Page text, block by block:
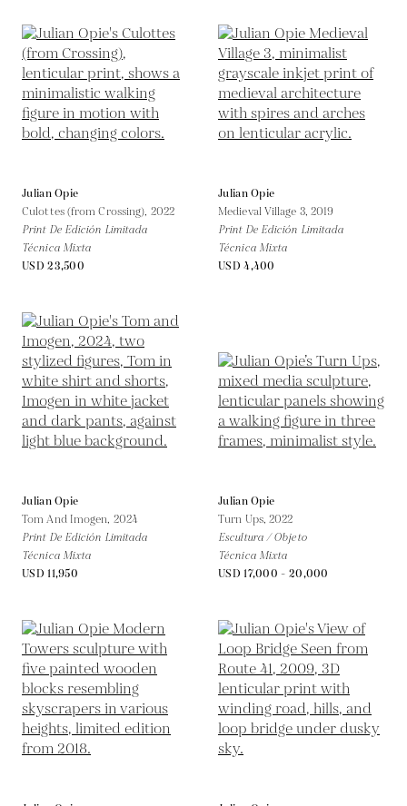
Julian Opie
Culottes (from Crossing), 2022
Print De Edición Limitada
Técnica Mixta
USD 23,500
Julian Opie
Medieval Village 3, 2019
Print De Edición Limitada
Técnica Mixta
USD 4,400
Julian Opie
Tom And Imogen, 2024
Print De Edición Limitada
Técnica Mixta
USD 11,950
Julian Opie
Turn Ups, 2022
Escultura / Objeto
Técnica Mixta
USD 17,000 - 20,000